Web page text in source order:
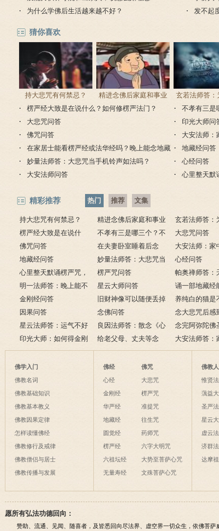
维？
为什么学佛后生活越来越不好？
法？
发不起
猜你喜欢
持大悲咒有何禁忌？
精进念佛后家庭和事业
为何会出现很多逆缘？
玄若法师答：
里持大悲咒
楞严经大致是在说什么？如何修楞严法门？
不孝有三是
大悲咒问答
印光大师问
佛咒问答
大安法师：
在家居士能看楞严经或法华经吗？晚上能念地藏
经吗？
地藏经问答
妙量法师答：大悲咒当手机铃声如法吗？
心经问答
大安法师问答
心里整天默
精彩推荐 热门 推荐 文集
持大悲咒有何禁忌？
精进念佛后家庭和事业
为何会出现很多逆缘？
玄若法师答：
里持大悲咒会
楞严经大致是在说什
么？如何修楞严法门？
不孝有三是哪三个？不
孝有三的含义是什么？
大悲咒问答
佛咒问答
在夫妻卧室睡着后念
佛，有罪吗？
大安法师：家
佛像应如何摆
地藏经问答
妙量法师答：大悲咒当
手机铃声如法吗？
心经问答
心里整天默诵楞严咒，
方式对不对？
楞严咒问答
帕奥禅师答：
阳眼的人是否
禅法？
明一法师答：晚上能不
能上香？为什么拜佛会
哭？这是流泪佛？
星云大师问答
诵一部地藏经
向给在世去世
吗？
金刚经问答
旧财神像可以随便丢掉
吗？该怎么处理？
养纯白的猫是
祥？
因果问答 念佛问答
念大悲咒后感
朵莲花盛开，
吗？
星云法师答：运气不好
时如何转运？
良因法师答：散念《心
经》将近一年，改念《地
藏经》可以吗？
念完阿弥陀佛
是否需要回向
印光大师：如何得金刚
经的真实利益？
给老父母、丈夫等念
《金刚经》、《心经》、
往生咒可以吗？
大安法师答：
成灾怎么办？
佛学入门
佛教名词
佛教基础知识
佛教基本教义
佛教因果定律
怎样读懂佛经
佛教修行及戒律
佛教僧侣与居士
佛教传播与发展
佛经
心经
金刚经
华严经
地藏经
圆觉经
楞严经
六祖坛经
无量寿经
佛咒
大悲咒
楞严咒
准提咒
往生咒
药师咒
六字大明咒
大势至菩萨心咒
文殊菩萨心咒
佛教
惟贤
蕅益
圣严
星云
虚云
济群
达摩
愿所有弘法功德回向：
赞助、流通、见闻、随喜者，及皆悉回向尽法界、虚空界一切众生，依佛菩